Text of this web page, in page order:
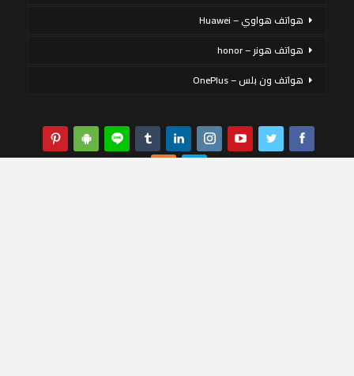
هواتف هواوي – Huawei
هواتف هونر – honor
هواتف ون بلس – OnePlus